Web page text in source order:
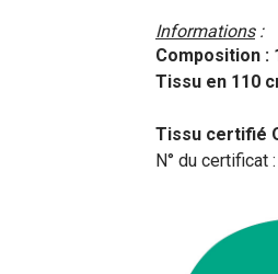
Informations:
Composition :
Tissu en 110
Tissu certifié
N° du certificat